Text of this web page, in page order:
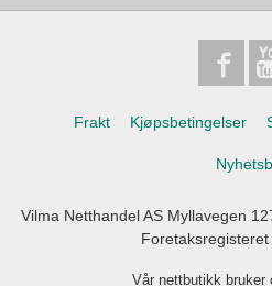
Frakt Kjøpsbetingelser
Vilma Netthandel AS Myllavegen
Vår nettbutikk bruker